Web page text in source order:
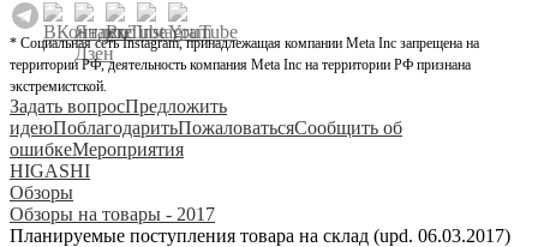
* Социальная сеть Instagram, принадлежащая компании Meta Inc запрещена на
территории РФ, деятельность компания Meta Inc на территории РФ признана
экстремистской.
Задать вопросПредложить
идеюПоблагодаритьПожаловатьсяСообщить об
ошибкеМероприятия
HIGASHI
Обзоры
Обзоры на товары - 2017
Планируемые поступления товара на склад (upd. 06.03.2017)